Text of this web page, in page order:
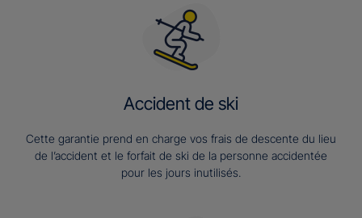
Accident de ski
Cette garantie prend en charge vos frais de descente du lieu
de l’accident et le forfait de ski de la personne accidentée
pour les jours inutilisés.